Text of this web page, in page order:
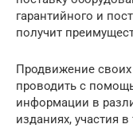
гарантийного и
получит
Продвижение своих
проводить с
информации в
изданиях, участия